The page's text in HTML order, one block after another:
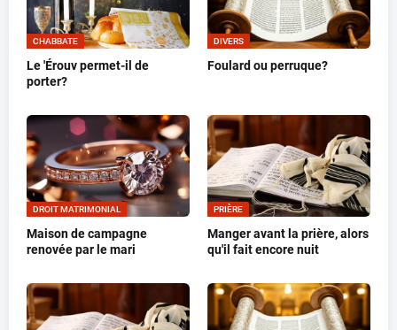
CHABBATE
Le 'Érouv permet-il de
porter?
DIVERS
Foulard ou perruque?
DROIT MATRIMONIAL
Maison de campagne
renovée par le mari
PRIÈRE
Manger avant la prière, alors
qu'il fait encore nuit